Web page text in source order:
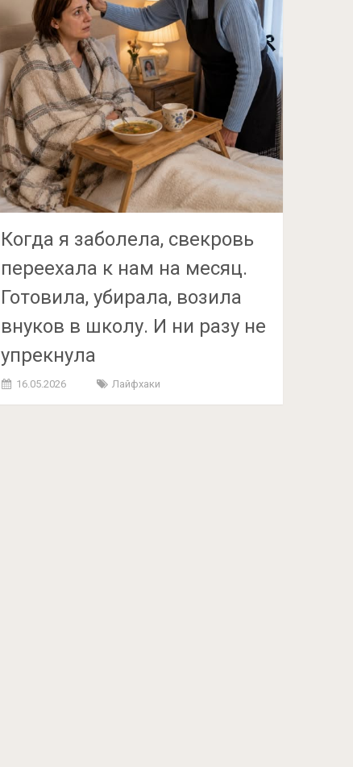
Когда я заболела, свекровь
переехала к нам на месяц.
Готовила, убирала, возила
внуков в школу. И ни разу не
упрекнула
16.05.2026 Лайфхаки